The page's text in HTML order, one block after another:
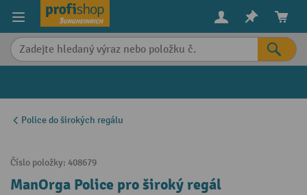
content
Police do širokých regálu
Číslo položky: 408679
ManOrga Police pro široký regál